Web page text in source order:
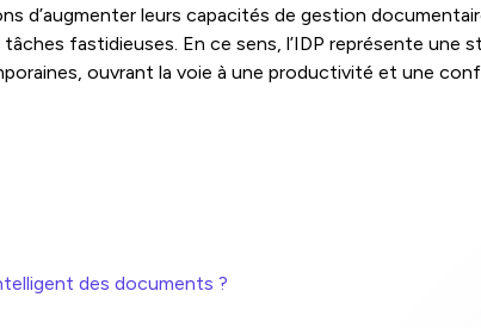
d’augmenter leurs capacités de gestion
fastidieuses. En ce sens, l’IDP représente une
ouvrant la voie à une productivité et une
des documents ?